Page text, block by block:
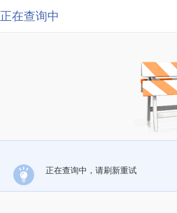
正在查询中
正在查询中，请刷新重试